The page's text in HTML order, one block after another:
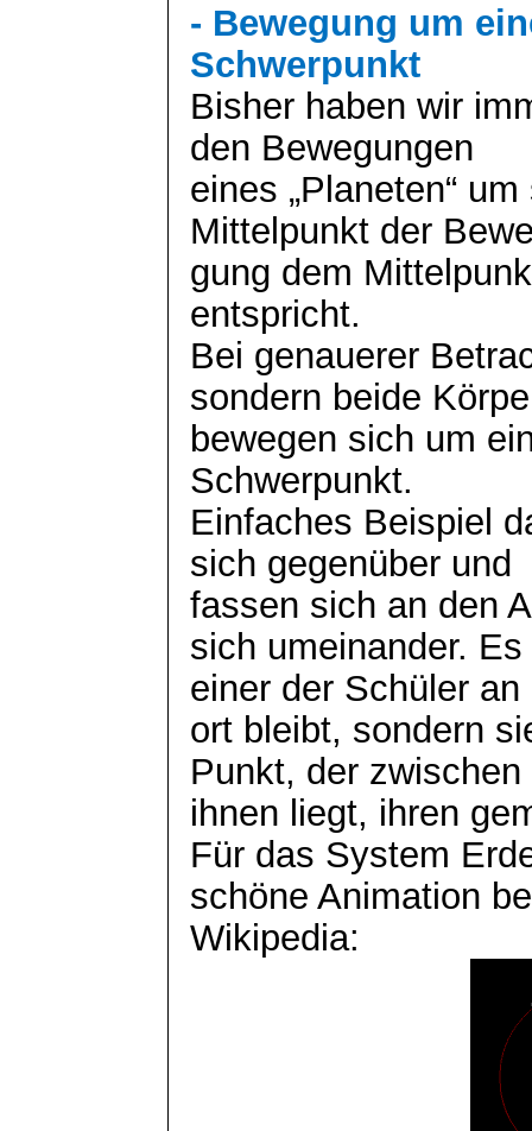
- Bewegung um
Schwerpunkt
Bisher haben wir
den Bewegungen
eines „Planeten“
Mittelpunkt der
gung dem
entspricht.
Bei genauerer
sondern beide
bewegen sich um
Schwerpunkt.
Einfaches Beispiel
sich gegenüber und
fassen sich an den
sich umeinander.
einer der Schüler
ort bleibt, sondern
Punkt, der zwischen
ihnen liegt, ihren
Für das System
schöne Animation
Wikipedia: